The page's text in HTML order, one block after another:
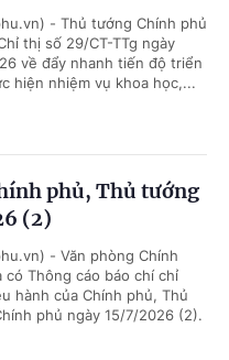
- Thủ tướng Chính phủ
thị số 29/CT-TTg ngày
về đẩy nhanh tiến độ triển
hiện nhiệm vụ khoa học,...
phủ, Thủ tướng
(2)
- Văn phòng Chính
có Thông cáo báo chí chỉ
hành của Chính phủ, Thủ
phủ ngày 15/7/2026 (2).